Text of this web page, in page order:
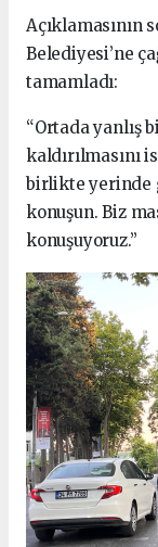
Açıklamasının
Belediyesi’ne
tamamladı:
“Ortada yanlış
kaldırılmasını
birlikte yerinde
konuşun. Biz
konuşuyoruz.”